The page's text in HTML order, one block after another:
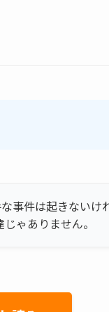
事件は起きないけ
じゃありません。